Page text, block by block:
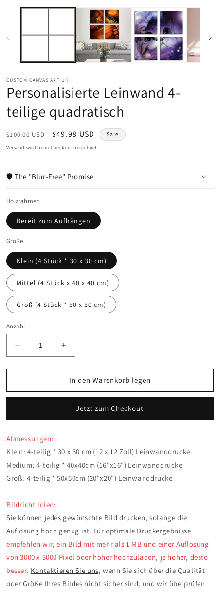
CUSTOM CANVAS ART UK
Personalisierte Leinwand 4-
teilige quadratisch
Normaler
Preis
$100.00 USD Verkaufspreis
$49.98 USD Sale
Versand wird beim Checkout berechnet
🛡️ The "Blur-Free" Promise
Holzrahmen
Bereit zum Aufhängen
Größe
Klein (4 Stück * 30 x 30 cm)
Mittel (4 Stück x 40 x 40 cm)
Groß (4 Stück * 50 x 50 cm)
Anzahl
Anzahl
Verringere
die
Menge
Personalisierte
teilige
Erhöhe
die
Menge
für
Personalisierte
teilige
In den Warenkorb legen
Jetzt zum Checkout
Abmessungen:
Klein: 4-teilig * 30 x 30 cm (12 x 12 Zoll) Leinwanddrucke
Medium: 4-teilig * 40x40cm (16"x16") Leinwanddrucke
Groß: 4-teilig * 50x50cm (20"x20") Leinwanddrucke
Bildrichtlinien:
Sie können jedes gewünschte Bild drucken, solange die
Auflösung hoch genug ist. Für optimale Druckergebnisse
empfehlen wir, ein Bild mit mehr als 1 MB und einer Auflösung
von 3000 x 3000 Pixel oder höher hochzuladen, je höher, desto
besser. Kontaktieren Sie uns, wenn Sie sich über die Qualität
oder Größe Ihres Bildes nicht sicher sind, und wir überprüfen